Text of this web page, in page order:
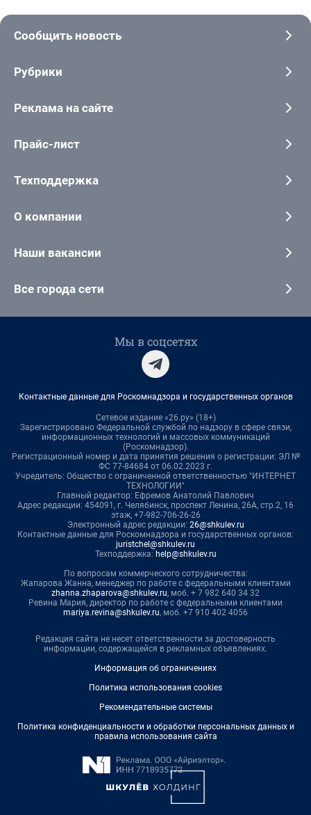
Сообщить новость
Рубрики
Реклама на сайте
Прайс-лист
Техподдержка
О компании
Наши вакансии
Все города сети
Мы в соцсетях
Контактные данные для Роскомнадзора и государственных органов
Сетевое издание «26.ру» (18+)
Зарегистрировано Федеральной службой по надзору в сфере связи,
информационных технологий и массовых коммуникаций
(Роскомнадзор).
Регистрационный номер и дата принятия решения о регистрации: ЭЛ №
ФС 77-84684 от 06.02.2023 г.
Учредитель: Общество с ограниченной ответственностью "ИНТЕРНЕТ
ТЕХНОЛОГИИ"
Главный редактор: Ефремов Анатолий Павлович
Адрес редакции: 454091, г. Челябинск, проспект Ленина, 26А, стр.2, 16
этаж, +7-982-706-26-26
Электронный адрес редакции: 26@shkulev.ru
Контактные данные для Роскомнадзора и государственных органов:
juristchel@shkulev.ru
Техподдержка: help@shkulev.ru
По вопросам коммерческого сотрудничества:
Жапарова Жанна, менеджер по работе с федеральными клиентами
zhanna.zhaparova@shkulev.ru, моб. + 7 982 640 34 32
Ревина Мария, директор по работе с федеральными клиентами
mariya.revina@shkulev.ru, моб. +7 910 402 4056
Редакция сайта не несет ответственности за достоверность
информации, содержащейся в рекламных объявлениях.
Информация об ограничениях
Политика использования cookies
Рекомендательные системы
Политика конфиденциальности и обработки персональных данных и
правила использования сайта